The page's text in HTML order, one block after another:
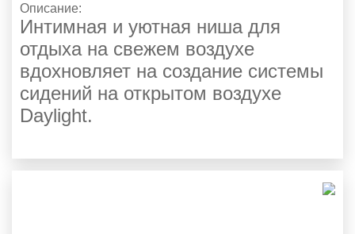
Описание:
Интимная и уютная ниша для
отдыха на свежем воздухе
вдохновляет на создание системы
сидений на открытом воздухе
Daylight.